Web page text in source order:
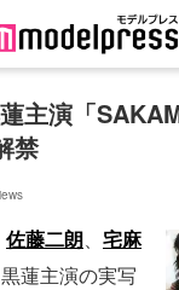
主演「
禁
佐藤二朗、 宅麻
蓮主演の実写